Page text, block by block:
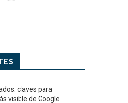
claves para
visible de Google